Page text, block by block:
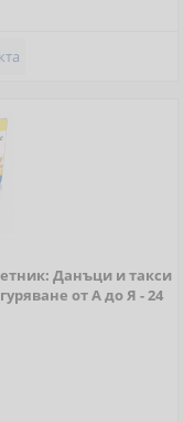
Данъци и такси
от А до Я - 24